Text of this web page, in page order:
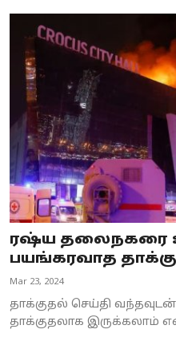
ரஷ்ய தலைநகரை
பயங்கரவாத
Mar 23, 2024
தாக்குதல் செய்தி
தாக்குதலாக இருக்கலாம்